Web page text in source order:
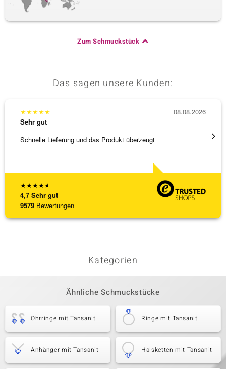
Zum Schmuckstück
Das sagen unsere Kunden:
★★★★★
4,7 Sehr gut
9579 Bewertungen
★★★★★
Sehr gut
Schnelle Lieferung und das Produkt überzeugt
08.08.2026
Kategorien
Ähnliche Schmuckstücke
Ohrringe mit Tansanit Ringe mit Tansanit
Anhänger mit Tansanit Halsketten mit Tansanit